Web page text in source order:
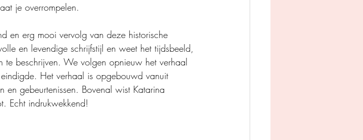
je overrompelen.
en erg mooi vervolg van deze historische
en levendige schrijfstijl en weet het tijdsbeeld,
te beschrijven. We volgen opnieuw het verhaal
Het verhaal is opgebouwd vanuit
en gebeurtenissen. Bovenal wist Katarina
Echt indrukwekkend!